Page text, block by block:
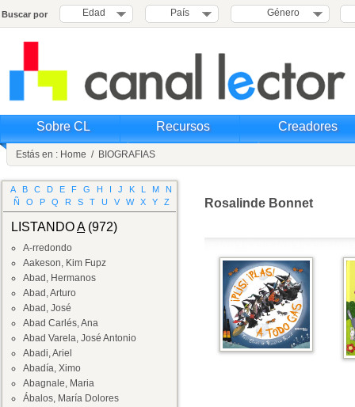
Buscar por Edad País Género
Sobre CL Recursos Creadores
Estás en : Home / BIOGRAFIAS
A B C D E F G H I J K L M
N
Ñ
O P Q R S T U V W X Y Z
LISTANDOA(972)
A-rredondo
Aakeson, Kim Fupz
Abad, Hermanos
Abad, Arturo
Abad, José
Abad Carlés, Ana
Abad Varela, José Antonio
Abadi, Ariel
Abadía, Ximo
Abagnale, Maria
Ábalos, María Dolores
Rosalinde Bonnet